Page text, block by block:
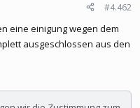
#4.462
eine einigung wegen dem
ausgeschlossen aus den